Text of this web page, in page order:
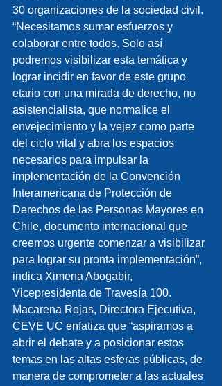
30 organizaciones de la sociedad civil.
“Necesitamos sumar esfuerzos y
colaborar entre todos. Solo así
podremos visibilizar esta temática y
lograr incidir en favor de este grupo
etario con una mirada de derecho, no
asistencialista, que normalice el
envejecimiento y la vejez como parte
del ciclo vital y abra los espacios
necesarios para impulsar la
implementación de la Convención
Interamericana de Protección de
Derechos de las Personas Mayores en
Chile, documento internacional que
creemos urgente comenzar a visibilizar
para lograr su pronta implementación”,
indica Ximena Abogabir,
Vicepresidenta de Travesía 100.
Macarena Rojas, Directora Ejecutiva,
CEVE UC enfatiza que “aspiramos a
abrir el debate y a posicionar estos
temas en las altas esferas públicas, de
manera de comprometer a las actuales